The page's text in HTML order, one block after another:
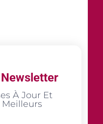
À Jour Et